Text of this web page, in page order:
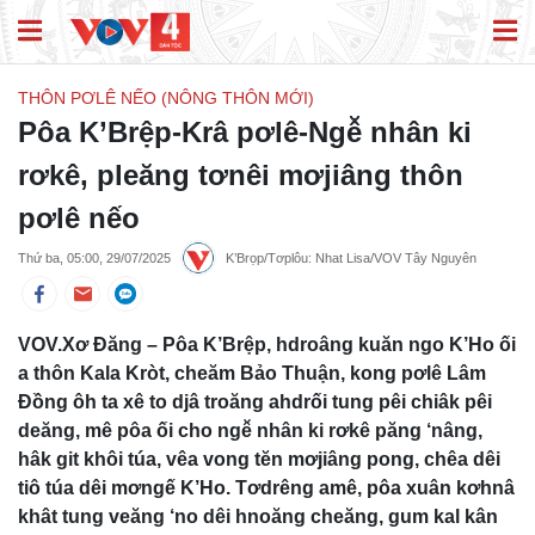
THÔN PƠLÊ NẾO (NÔNG THÔN MỚI)
Pôa K’Brệp-Krâ pơlê-Ngê̆ nhân ki
rơkê, pleăng tơnêi mơjiâng thôn
pơlê nếo
Thứ ba, 05:00, 29/07/2025 K’Brọp/Tơplôu: Nhat Lisa/VOV Tây Nguyên
VOV.Xơ Đăng – Pôa K’Brệp, hdroâng kuăn ngo K’Ho ối
a thôn Kala Kròt, cheăm Bảo Thuận, kong pơlê Lâm
Đồng ôh ta xê to djâ troăng ahdrối tung pêi chiâk pêi
deăng, mê pôa ối cho ngê̆ nhân ki rơkê păng ‘nâng,
hâk git khôi túa, vêa vong tĕn mơjiâng pong, chêa dêi
tiô túa dêi mơngế K’Ho. Tơdrêng amê, pôa xuân kơhnâ
khât tung veăng ‘no dêi hnoăng cheăng, gum kal kân